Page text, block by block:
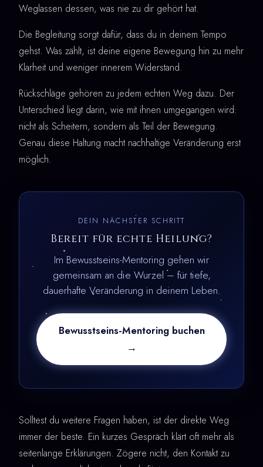
Weglassen dessen, was nie zu dir gehört hat.
Die Begleitung sorgt dafür, dass du in deinem Tempo
gehst. Was zählt, ist deine eigene Bewegung hin zu mehr
Klarheit und weniger innerem Widerstand.
Rückschläge gehören zu jedem echten Weg dazu. Der
Unterschied liegt darin, wie mit ihnen umgegangen wird:
nicht als Scheitern, sondern als Teil der Bewegung.
Genau diese Haltung macht nachhaltige Veränderung erst
möglich.
DEIN NÄCHSTER SCHRITT
Bereit für echte Heilung?
Im Bewusstseins-Mentoring gehen wir
gemeinsam an die Wurzel – für tiefe,
dauerhafte Veränderung in deinem Leben.
Bewusstseins-Mentoring buchen
→
Solltest du weitere Fragen haben, ist der direkte Weg
immer der beste. Ein kurzes Gespräch klärt oft mehr als
seitenlange Erklärungen. Zögere nicht, den Kontakt zu